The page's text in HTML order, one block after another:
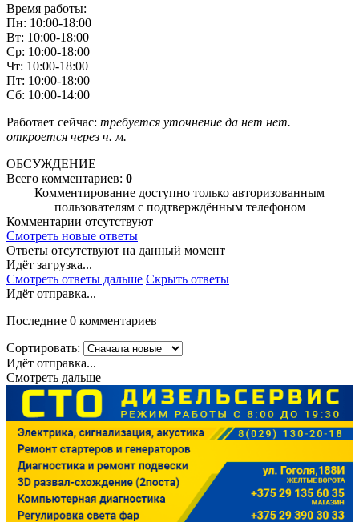
Время работы:
Пн: 10:00-18:00
Вт: 10:00-18:00
Ср: 10:00-18:00
Чт: 10:00-18:00
Пт: 10:00-18:00
Сб: 10:00-14:00
Работает сейчас: требуется уточнение да нет нет.
откроется через ч. м.
ОБСУЖДЕНИЕ
Всего комментариев: 0
Комментирование доступно только авторизованным
пользователям с подтверждённым телефоном
Комментарии отсутствуют
Смотреть новые ответы
Ответы отсутствуют на данный момент
Идёт загрузка...
Смотреть ответы дальше Скрыть ответы
Идёт отправка...
Последние 0 комментариев
Сортировать:
Идёт отправка...
Смотреть дальше